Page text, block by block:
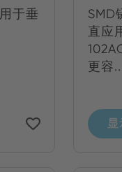
于垂
SMD
直应
更容